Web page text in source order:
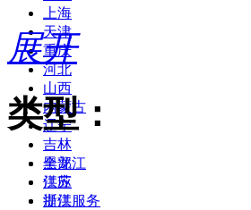
上海
天津
重庆
河北
山西
内蒙古
辽宁
吉林
黑龙江
江苏
浙江
展开
类型：
全部
供应
提供服务